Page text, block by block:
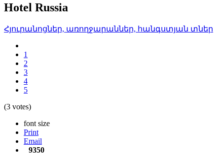
Hotel Russia
Հյուրանոցներ, առողջար­աններ, հանգստյան տներ
1
2
3
4
5
(3 votes)
font size
Print
Email
9350